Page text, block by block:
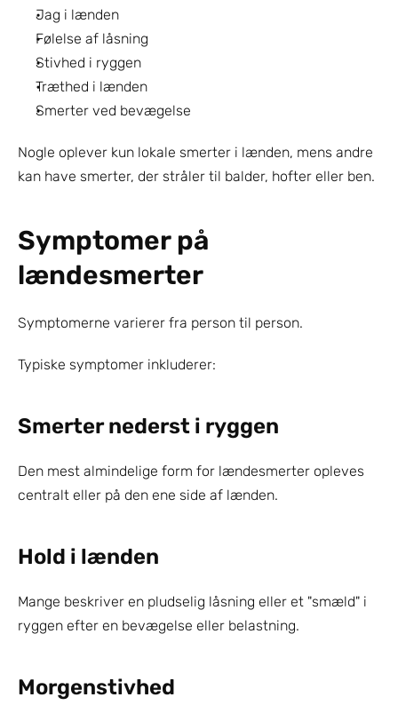
Jag i lænden
Følelse af låsning
Stivhed i ryggen
Træthed i lænden
Smerter ved bevægelse
Nogle oplever kun lokale smerter i lænden, mens andre
kan have smerter, der stråler til balder, hofter eller ben.
Symptomer på
lændesmerter
Symptomerne varierer fra person til person.
Typiske symptomer inkluderer:
Smerter nederst i ryggen
Den mest almindelige form for lændesmerter opleves
centralt eller på den ene side af lænden.
Hold i lænden
Mange beskriver en pludselig låsning eller et "smæld" i
ryggen efter en bevægelse eller belastning.
Morgenstivhed